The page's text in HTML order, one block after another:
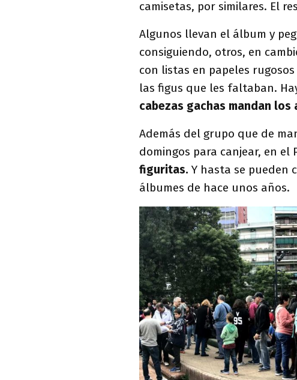
camisetas, por similares. El
Algunos llevan el álbum y
consiguiendo, otros, en
con listas en papeles
las figus que les faltaban.
cabezas gachas mandan los
Además del grupo que de
domingos para canjear, en el
figuritas. Y hasta se pueden
álbumes de hace unos años.